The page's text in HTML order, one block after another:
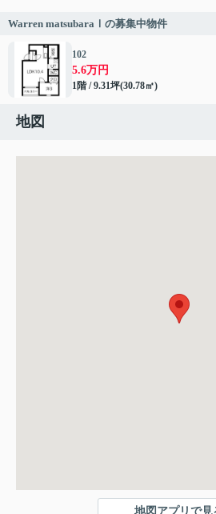
Warren matsubaraⅠの募集中物件
102
5.6万円
1階 / 9.31坪(30.78㎡)
地図
地図アプリで見